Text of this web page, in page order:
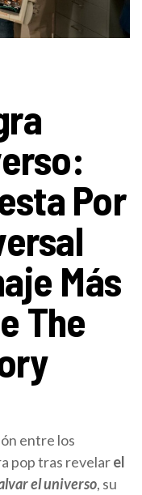
Por
Más
The
entre los
pop tras revelarel
el universo, su